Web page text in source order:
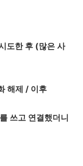
도한 후 (많은 사
해제 / 이후
쓰고 연결했더니